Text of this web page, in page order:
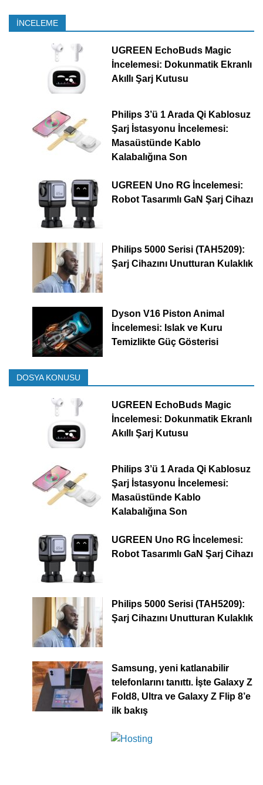
İNCELEME
UGREEN EchoBuds Magic
İncelemesi: Dokunmatik Ekranlı
Akıllı Şarj Kutusu
Philips 3’ü 1 Arada Qi Kablosuz
Şarj İstasyonu İncelemesi:
Masaüstünde Kablo
Kalabalığına Son
UGREEN Uno RG İncelemesi:
Robot Tasarımlı GaN Şarj Cihazı
Philips 5000 Serisi (TAH5209):
Şarj Cihazını Unutturan Kulaklık
Dyson V16 Piston Animal
İncelemesi: Islak ve Kuru
Temizlikte Güç Gösterisi
DOSYA KONUSU
UGREEN EchoBuds Magic
İncelemesi: Dokunmatik Ekranlı
Akıllı Şarj Kutusu
Philips 3’ü 1 Arada Qi Kablosuz
Şarj İstasyonu İncelemesi:
Masaüstünde Kablo
Kalabalığına Son
UGREEN Uno RG İncelemesi:
Robot Tasarımlı GaN Şarj Cihazı
Philips 5000 Serisi (TAH5209):
Şarj Cihazını Unutturan Kulaklık
Samsung, yeni katlanabilir
telefonlarını tanıttı. İşte Galaxy Z
Fold8, Ultra ve Galaxy Z Flip 8’e
ilk bakış